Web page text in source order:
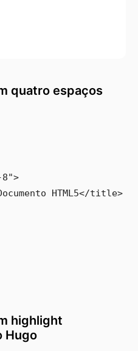
quatro espaços
8">
HTML5</title>
highlight
Hugo